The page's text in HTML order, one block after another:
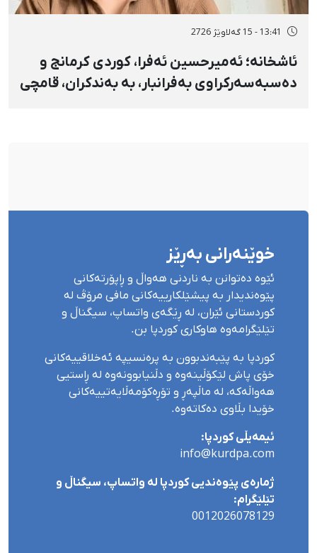
13:41 - 15 گەلاوێژ 2726
ئاشخانە؛ ئەمیرحسین ئەفرا، کوردی کرمانج و
دەسبەسەرکراوی بەفرانبار، بە بەندکران، قامچی
خوێنەرانی بەڕێز
ئێوە دەتوانن بە ناردنی هەواڵ و ڕاپۆرتەکانی
پێوەندیدار بە پیشێلکارییەکانی مافی مرۆڤ لە
کوردستانی ئێران، لە ڕێگەی واتساپ، سیگناڵ و
تێلێگرامەوە هاوکاری کوردپا بن.
کوردپا بە پێبەندبوون بە پرەنسیپە ئەخلاقییەکانی
خۆی پاش لێکۆڵینەوە و دڵنیابوونەوە لە ڕاستیی
هەواڵەکە، لە ماڵپەڕ و تۆڕەکۆمەڵایەتییەکانی
خۆیدا بڵاوی دەکاتەوە.
ئیمەیڵی کوردپا:
info@kurdpa.com
ژمارەی پێوەندیی کوردپا لە واتساپ، سیگناڵ و
تێلێگرام:
0012026078129